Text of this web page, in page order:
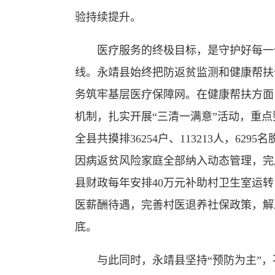
验持续提升。
医疗服务的终极目标，是守护好每一
线。永靖县始终把防返贫监测和健康帮
务筑牢基层医疗保障网。在健康帮扶方
机制，扎实开展“三清一满意”活动，重
全县共摸排36254户、113213人，6295
因病返贫风险家庭全部纳入动态管理，
县财政每年安排40万元补助村卫生室运
医薪酬待遇，完善村医退养社保政策，
底。
与此同时，永靖县坚持“预防为主”，